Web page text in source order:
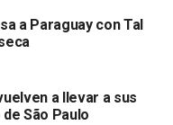
a Paraguay con Tal
a llevar a sus
São Paulo